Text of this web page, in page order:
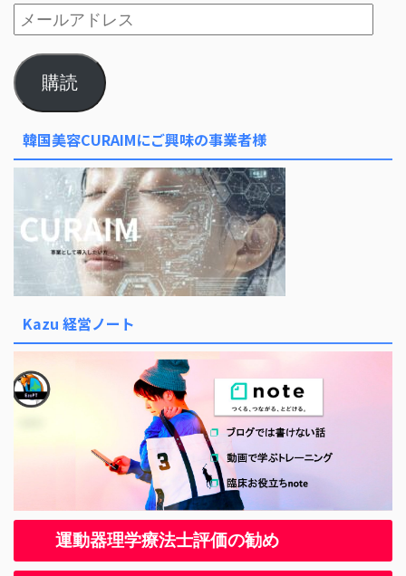
購読
韓国美容CURAIMにご興味の事業者様
Kazu 経営ノート
運動器理学療法士評価の勧め